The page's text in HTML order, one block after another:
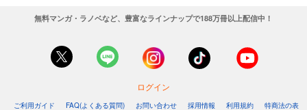
無料マンガ・ラノベなど、豊富なラインナップで188万冊以上配信中！
ログイン
ご利用ガイド FAQ(よくある質問) お問い合わせ 採用情報 利用規約 特商法の表